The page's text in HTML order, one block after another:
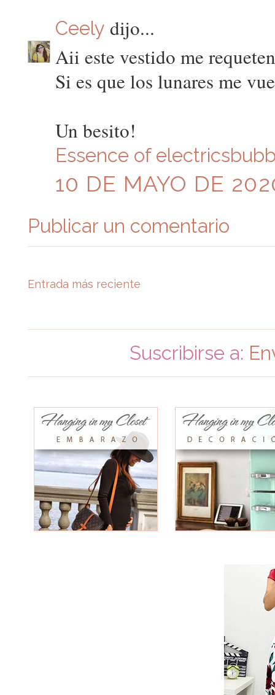
Ceely dijo...
Aii este vestido me
Si es que los lunares me
Un besito!
Essence of
10 DE MAYO DE
Publicar un comentario
Entrada más reciente
Suscribirse a: